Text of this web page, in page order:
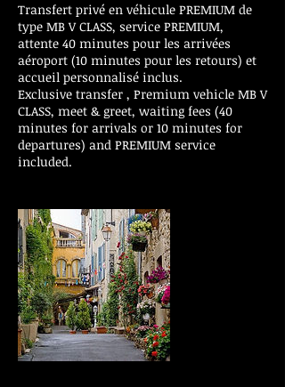
Transfert privé en véhicule PREMIUM de
type MB V CLASS, service PREMIUM,
attente 40 minutes pour les arrivées
aéroport (10 minutes pour les retours) et
accueil personnalisé inclus.
Exclusive transfer , Premium vehicle MB V
CLASS, meet & greet, waiting fees (40
minutes for arrivals or 10 minutes for
departures) and PREMIUM service
included.